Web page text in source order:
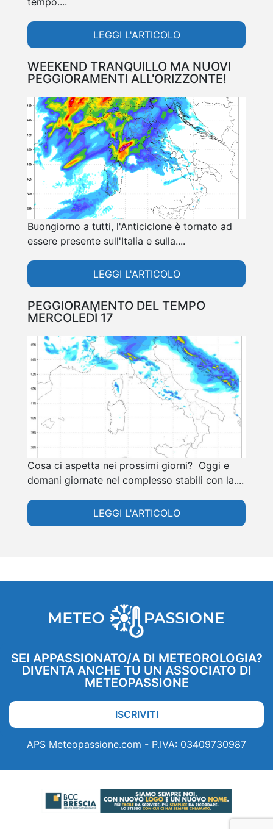
LEGGI L'ARTICOLO
WEEKEND TRANQUILLO MA NUOVI
PEGGIORAMENTI ALL'ORIZZONTE!
Buongiorno a tutti, l'Anticiclone è tornato ad
essere presente sull'Italia e sulla....
LEGGI L'ARTICOLO
PEGGIORAMENTO DEL TEMPO
MERCOLEDÌ 17
Cosa ci aspetta nei prossimi giorni? Oggi e
domani giornate nel complesso stabili con la....
LEGGI L'ARTICOLO
SEI APPASSIONATO/A DI METEOROLOGIA?
DIVENTA ANCHE TU UN ASSOCIATO DI
METEOPASSIONE
ISCRIVITI
APS Meteopassione.com - P.IVA: 03409730987